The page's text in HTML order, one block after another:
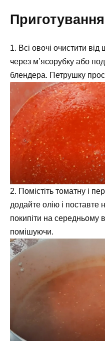
1. Всі овочі очистити від
через м’ясорубку або
блендера. Петрушку
2. Помістіть томатну і
додайте олію і поставте
покипіти на середньому
помішуючи.